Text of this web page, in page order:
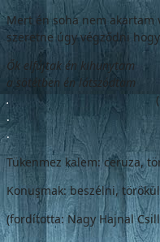
Mert én soha nem
szeretne úgy végződni
Ők elfújtak én kihunytam
a sötétben én látszódtam
.
.kettedik
. azt
Tükenmez kalem: ceruza,
Konuşmak: beszélni, törökül
(fordította: Nagy Hajnal